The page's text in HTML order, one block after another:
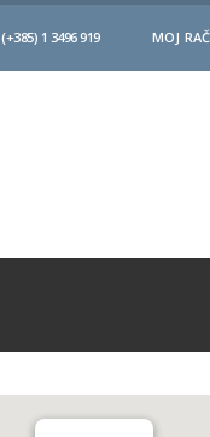
(+385) 1 3496 919 MOJ